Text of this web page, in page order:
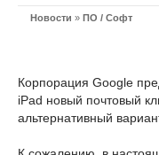
Новости » ПО / Софт
Корпорация Google
iPad новый почтовый
альтернативный